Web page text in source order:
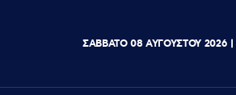
ΣΑΒΒΑΤΟ 08 ΑΥΓΟΥΣΤΟΥ 2026